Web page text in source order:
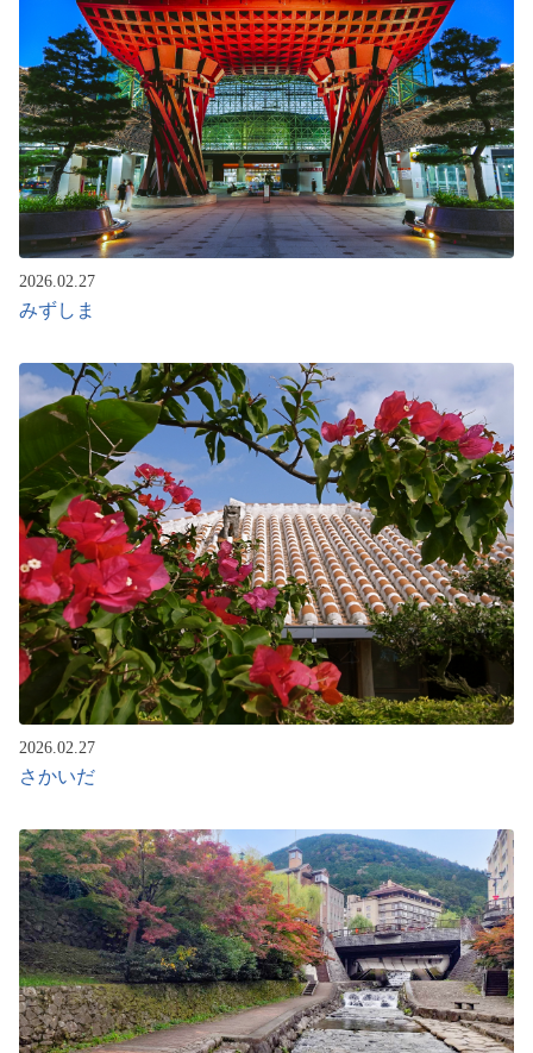
2026.02.27
みずしま
2026.02.27
さかいだ